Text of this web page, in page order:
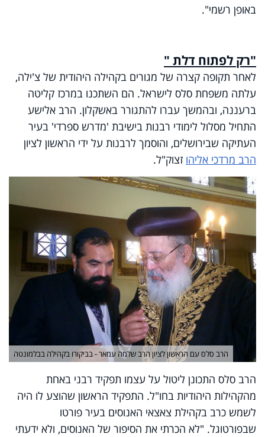
באופן רשמי".
"רק לפתוח דלת "
לאחר תקופה קצרה של מגורים בקהילה היהודית של צ'ילה,
עלתה משפחת סלס לישראל. הם השתכנו במרכז קליטה
ברעננה, ובהמשך עברו להתגורר באשקלון. הרב אלישע
התחיל מסלול לימודי רבנות בישיבת 'מדרש ספרדי' בעיר
העתיקה שבירושלים, והוסמך לרבנות על ידי הראשון לציון
הרב מרדכי אליהו זצוק"ל.
הרב סלס עם הראשון לציון הרב שלמה עמאר - בביקורו בקהילה בבלמונטה
הרב סלס התכונן ליטול על עצמו תפקיד רבני באחת
מהקהילות היהודיות בחו"ל. התפקיד הראשון שהוצע לו היה
לשמש כרב בקהילת צאצאי האנוסים בעיר פורטו
שבפורטוגל. "לא הכרתי את הסיפור של האנוסים, ולא ידעתי